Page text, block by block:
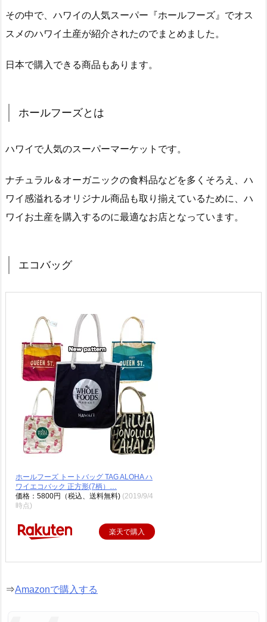
その中で、ハワイの人気スーパー『ホールフーズ』でオス
スメのハワイ土産が紹介されたのでまとめました。
日本で購入できる商品もあります。
ホールフーズとは
ハワイで人気のスーパーマーケットです。
ナチュラル＆オーガニックの食料品などを多くそろえ、ハ
ワイ感溢れるオリジナル商品も取り揃えているために、ハ
ワイお土産を購入するのに最適なお店となっています。
エコバッグ
ホールフーズ トートバッグ TAG ALOHA ハ
ワイエコバック 正方形(7柄）…
価格：5800円（税込、送料無料) (2019/9/4
時点)
楽天で購入
⇒Amazonで購入する